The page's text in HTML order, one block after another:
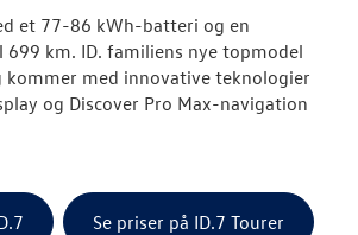
ID.3 Neo
ID.4
ID. Cross
et 77-86 kWh-batteri og en
km. ID. familiens nye topmodel
kommer med innovative teknologier
og Discover Pro Max-navigation
Se priser på ID.7 Tourer